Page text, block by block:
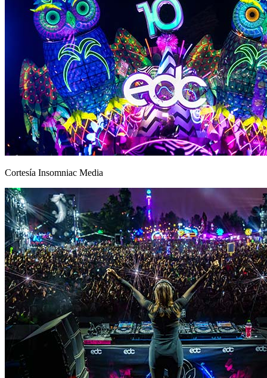
Cortesía Insomniac Media